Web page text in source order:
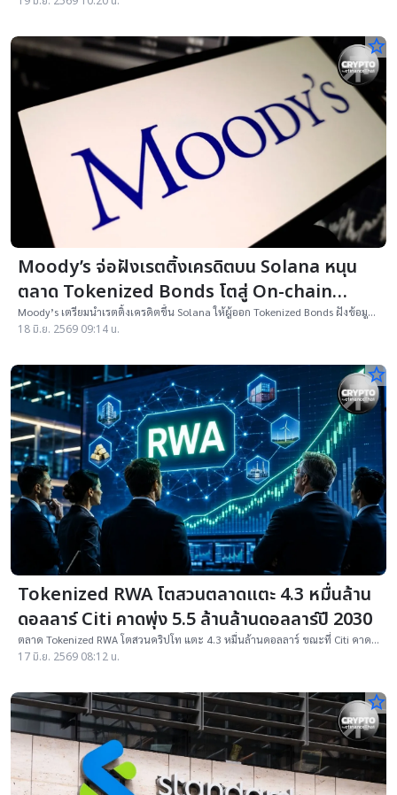
star_border
Moody’s จ่อฝังเรตติ้งเครดิตบน Solana หนุน
ตลาด Tokenized Bonds โตสู่ On-chain
Finance
Moody’s เตรียมนำเรตติ้งเครดิตขึ้น Solana ให้ผู้ออก Tokenized Bonds ฝังข้อมูล
เครดิตในสินทรัพย์บนบล็อกเชนได้โดยตรง
18 มิ.ย. 2569 09:14 น.
star_border
Tokenized RWA โตสวนตลาดแตะ 4.3 หมื่นล้าน
ดอลลาร์ Citi คาดพุ่ง 5.5 ล้านล้านดอลลาร์ปี 2030
ตลาด Tokenized RWA โตสวนคริปโท แตะ 4.3 หมื่นล้านดอลลาร์ ขณะที่ Citi คาด
อาจขยายสู่ 5.5 ล้านล้านดอลลาร์ในปี 2030
17 มิ.ย. 2569 08:12 น.
star_border